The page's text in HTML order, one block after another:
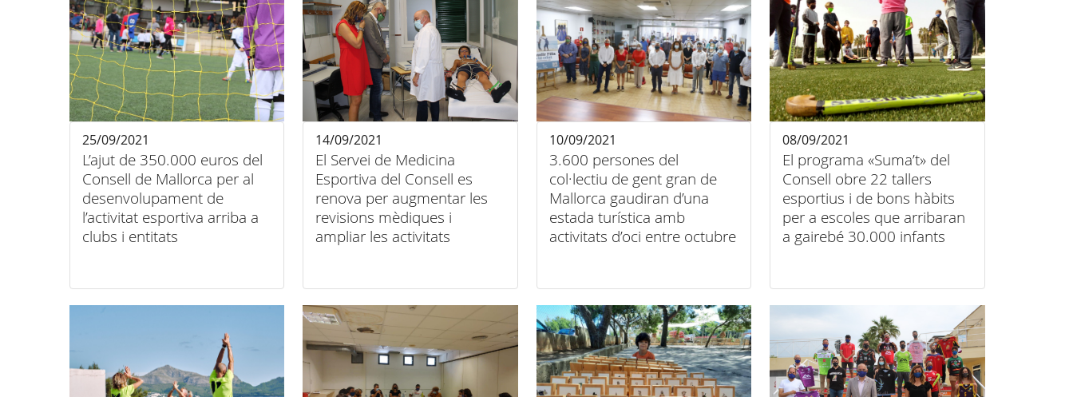
L’ajut de 350.000 euros del
Consell de Mallorca per al
desenvolupament de
l’activitat esportiva arriba a
clubs i entitats
25/09/2021
El Servei de Medicina
Esportiva del Consell es
renova per augmentar les
revisions mèdiques i
ampliar les activitats
14/09/2021
3.600 persones del
col·lectiu de gent gran de
Mallorca gaudiran d’una
estada turística amb
activitats d’oci entre octubre
10/09/2021
El programa «Suma’t» del
Consell obre 22 tallers
esportius i de bons hàbits
per a escoles que arribaran
a gairebé 30.000 infants
08/09/2021